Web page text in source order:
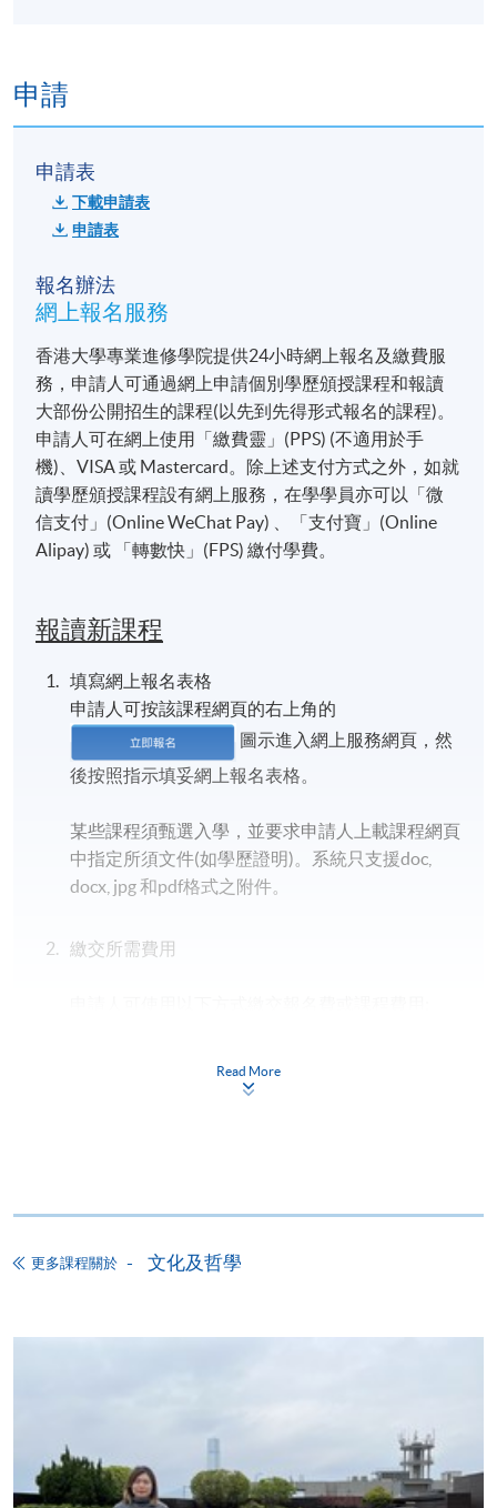
申請
申請表
下載申請表
申請表
報名辦法
網上報名服務
香港大學專業進修學院提供24小時網上報名及繳費服
務，申請人可通過網上申請個別學歷頒授課程和報讀
大部份公開招生的課程(以先到先得形式報名的課程)。
申請人可在網上使用「繳費靈」(PPS) (不適用於手
機)、VISA 或 Mastercard。除上述支付方式之外，如就
讀學歷頒授課程設有網上服務，在學學員亦可以「微
信支付」(Online WeChat Pay) 、「支付寶」(Online
Alipay) 或 「轉數快」(FPS) 繳付學費。
報讀新課程
填寫網上報名表格
申請人可按該課程網頁的右上角的
圖示進入網上服務網頁，然
後按照指示填妥網上報名表格。
某些課程須甄選入學，並要求申請人上載課程網頁
中指定所須文件(如學歷證明)。系統只支援doc,
docx, jpg 和pdf格式之附件。
繳交所需費用
定繳費靈網上密碼。有關如何申請繳費靈戶口及密
學中心作付款安排。
-短期課程
Read More
更多課程關於 文化及哲學